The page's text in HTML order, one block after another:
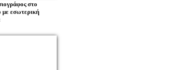
στο
με εσωτερική